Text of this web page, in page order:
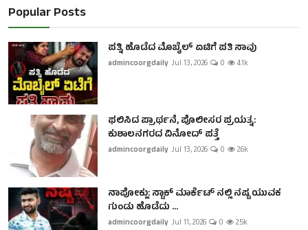
Popular Posts
ಪತ್ನಿ ಹೊಡೆದ ಮೊಬೈಲ್ ಏಟಿಗೆ ಪತಿ ಸಾವು
admincoorgdaily Jul 13, 2026 0 4.1k
ಫಲಿಸಿದ ಪ್ರಾರ್ಥನೆ, ಪೊಲೀಸರ ಪ್ರಯತ್ನ:
ಕುಶಾಲನಗರದ ವಿನೋದ್ ಪತ್ತೆ
admincoorgdaily Jul 13, 2026 0 2.6k
ನಾಪೋಕ್ಲು: ಸ್ಟಾಕ್ ಮಾರ್ಕೆಟ್ ನಲ್ಲಿ ನಷ್ಟ ಯುವಕ
ಗುಂಡು ಹೊಡೆದು ...
admincoorgdaily Jul 11, 2026 0 2.5k